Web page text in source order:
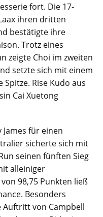
fort. Die 17-
ihren dritten
bestätigte ihre
Trotz eines
zeigte Choi im zweiten
setzte sich mit einem
Rise Kudo aus
Cai Xuetong
für einen
sicherte sich mit
seinen fünften Sieg
alleiniger
98,75 Punkten ließ
Besonders
von Campbell